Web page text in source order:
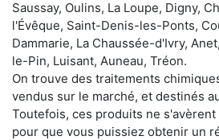
Saussay, Oulins, La Loupe, Digny,
l'Évêque, Saint-Denis-les-Ponts,
Dammarie, La Chaussée-d'Ivry,
le-Pin, Luisant, Auneau, Tréon.
On trouve des traitements
vendus sur le marché, et destinés
Toutefois, ces produits ne
pour que vous puissiez obtenir un